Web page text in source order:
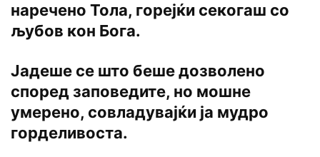
наречено Тола, горејќи секогаш со
љубов кон Бога.
Јадеше се што беше дозволено
според заповедите, но мошне
умерено, совладувајќи ја мудро
горделивоста.